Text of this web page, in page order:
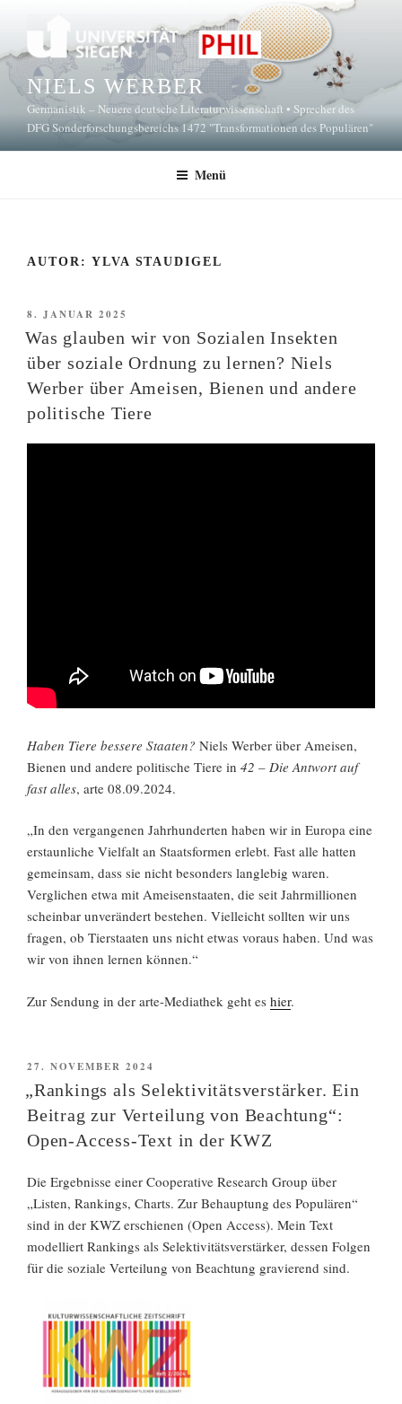
springen
NIELS WERBER
Germanistik – Neuere deutsche Literaturwissenschaft • Sprecher des
DFG Sonderforschungsbereichs 1472 "Transformationen des Populären"
Menü
AUTOR: YLVA STAUDIGEL
VERÖFFENTLICHT
AM
8. JANUAR 2025
Was glauben wir von Sozialen Insekten
über soziale Ordnung zu lernen? Niels
Werber über Ameisen, Bienen und andere
politische Tiere
Haben Tiere bessere Staaten? Niels Werber über Ameisen,
Bienen und andere politische Tiere in 42 – Die Antwort auf
fast alles, arte 08.09.2024.
„In den vergangenen Jahrhunderten haben wir in Europa eine
erstaunliche Vielfalt an Staatsformen erlebt. Fast alle hatten
gemeinsam, dass sie nicht besonders langlebig waren.
Verglichen etwa mit Ameisenstaaten, die seit Jahrmillionen
scheinbar unverändert bestehen. Vielleicht sollten wir uns
fragen, ob Tierstaaten uns nicht etwas voraus haben. Und was
wir von ihnen lernen können.“
Zur Sendung in der arte-Mediathek geht es hier.
VERÖFFENTLICHT
AM
27. NOVEMBER 2024
„Rankings als Selektivitätsverstärker. Ein
Beitrag zur Verteilung von Beachtung“:
Open-Access-Text in der KWZ
Die Ergebnisse einer Cooperative Research Group über
„Listen, Rankings, Charts. Zur Behauptung des Populären“
sind in der KWZ erschienen (Open Access). Mein Text
modelliert Rankings als Selektivitätsverstärker, dessen Folgen
für die soziale Verteilung von Beachtung gravierend sind.